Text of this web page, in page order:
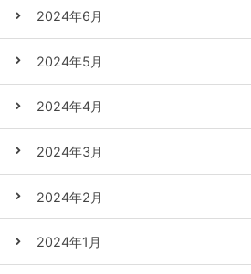
2024年6月
2024年5月
2024年4月
2024年3月
2024年2月
2024年1月